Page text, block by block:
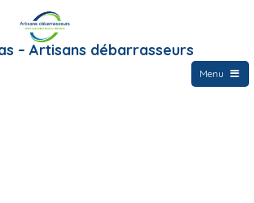
– Artisans débarrasseurs
Menu